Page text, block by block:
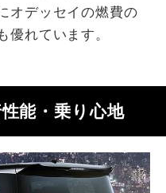
オデッセイの燃費の
優れています。
能・乗り心地